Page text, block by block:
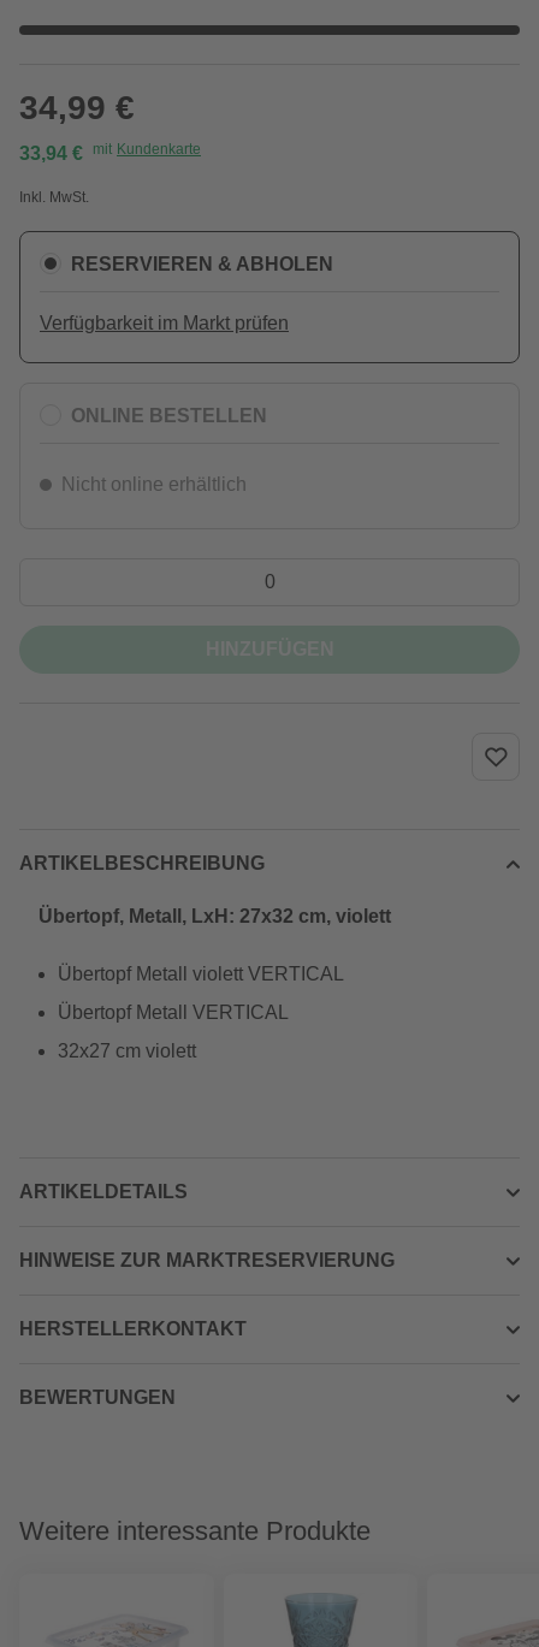
34,99 €
33,94 € mit Kundenkarte
Inkl. MwSt.
RESERVIEREN & ABHOLEN
Verfügbarkeit im Markt prüfen
ONLINE BESTELLEN
Nicht online erhältlich
ARTIKELBESCHREIBUNG
Übertopf, Metall, LxH: 27x32 cm, violett
Übertopf Metall violett VERTICAL
Übertopf Metall VERTICAL
32x27 cm violett
ARTIKELDETAILS
HINWEISE ZUR MARKTRESERVIERUNG
HERSTELLERKONTAKT
BEWERTUNGEN
Weitere interessante Produkte